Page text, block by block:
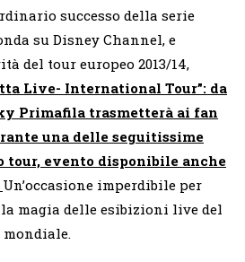
successo della serie
su Disney Channel, e
del tour europeo 2013/14,
Live- International Tour”: da
Primafila trasmetterà ai fan
una delle seguitissime
tour, evento disponibile anche
Un’occasione imperdibile per
magia delle esibizioni live del